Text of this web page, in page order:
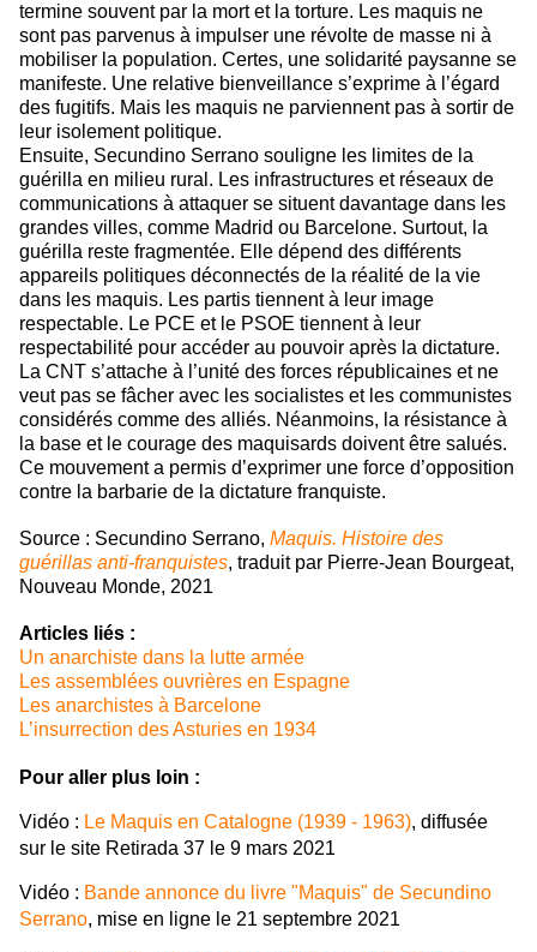
termine souvent par la mort et la torture. Les maquis ne
sont pas parvenus à impulser une révolte de masse ni à
mobiliser la population. Certes, une solidarité paysanne se
manifeste. Une relative bienveillance s’exprime à l’égard
des fugitifs. Mais les maquis ne parviennent pas à sortir de
leur isolement politique.
Ensuite, Secundino Serrano souligne les limites de la
guérilla en milieu rural. Les infrastructures et réseaux de
communications à attaquer se situent davantage dans les
grandes villes, comme Madrid ou Barcelone. Surtout, la
guérilla reste fragmentée. Elle dépend des différents
appareils politiques déconnectés de la réalité de la vie
dans les maquis. Les partis tiennent à leur image
respectable. Le PCE et le PSOE tiennent à leur
respectabilité pour accéder au pouvoir après la dictature.
La CNT s’attache à l’unité des forces républicaines et ne
veut pas se fâcher avec les socialistes et les communistes
considérés comme des alliés. Néanmoins, la résistance à
la base et le courage des maquisards doivent être salués.
Ce mouvement a permis d’exprimer une force d’opposition
contre la barbarie de la dictature franquiste.
Source : Secundino Serrano, Maquis. Histoire des
guérillas anti-franquistes, traduit par Pierre-Jean Bourgeat,
Nouveau Monde, 2021
Articles liés :
Un anarchiste dans la lutte armée
Les assemblées ouvrières en Espagne
Les anarchistes à Barcelone
L’insurrection des Asturies en 1934
Pour aller plus loin :
Vidéo : Le Maquis en Catalogne (1939 - 1963), diffusée
sur le site Retirada 37 le 9 mars 2021
Vidéo : Bande annonce du livre "Maquis" de Secundino
Serrano, mise en ligne le 21 septembre 2021